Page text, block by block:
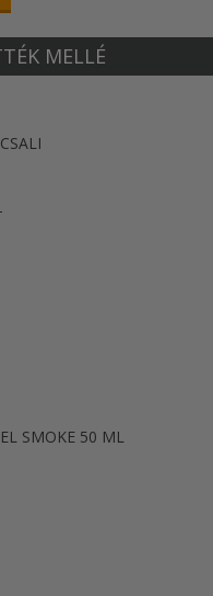
MELLÉ
SMOKE 50 ML